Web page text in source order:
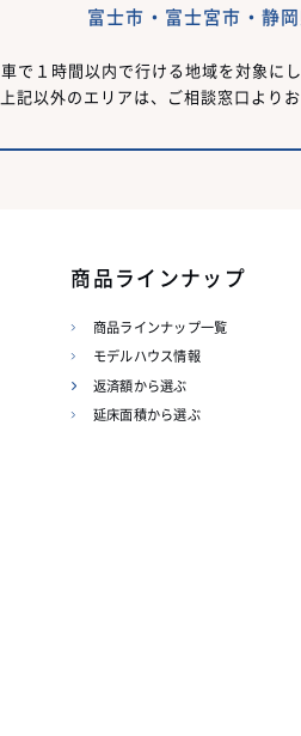
富士市・富士宮市・静
車で１時間以内で行ける地域を対象にし
上記以外のエリアは、ご相談窓口より
商品ラインナップ
商品ラインナップ一覧
モデルハウス情報
返済額から選ぶ
延床面積から選ぶ